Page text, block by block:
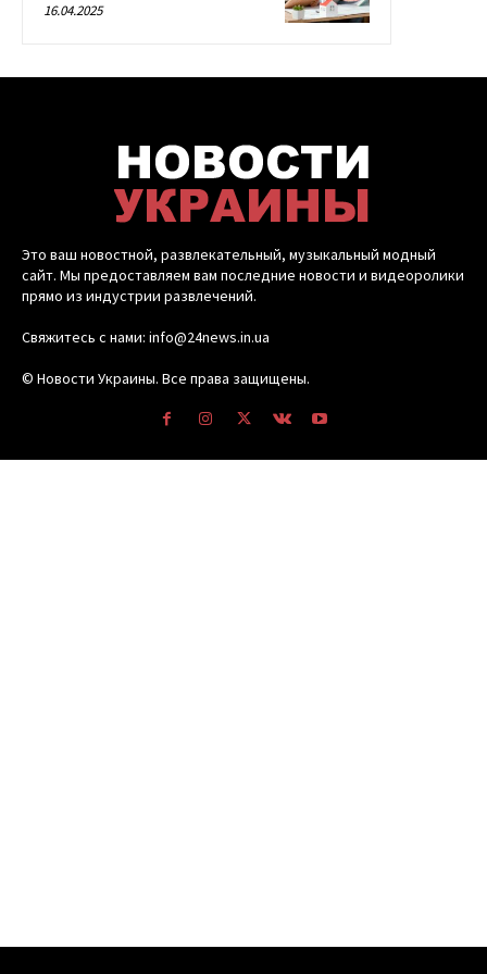
16.04.2025
Это ваш новостной, развлекательный, музыкальный модный
сайт. Мы предоставляем вам последние новости и видеоролики
прямо из индустрии развлечений.
Свяжитесь с нами: info@24news.in.ua
© Новости Украины. Все права защищены.